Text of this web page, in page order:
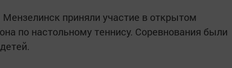
приняли участие в открытом
по настольному теннису. Соревнования были